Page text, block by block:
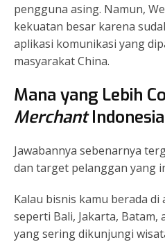
pengguna asing. Namun,
kekuatan besar karena
aplikasi komunikasi yang
masyarakat China.
Mana yang Lebih
Merchant
Jawabannya sebenarnya
dan target pelanggan yang
Kalau bisnis kamu berada
seperti Bali, Jakarta,
yang sering dikunjungi